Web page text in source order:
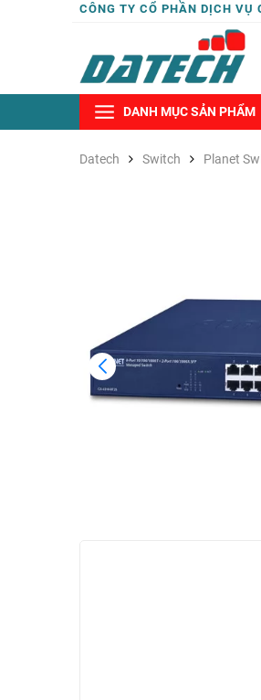
CÔNG TY CỔ PHẦN DỊCH VỤ
DANH MỤC SẢN PHẨM
Datech Switch Planet